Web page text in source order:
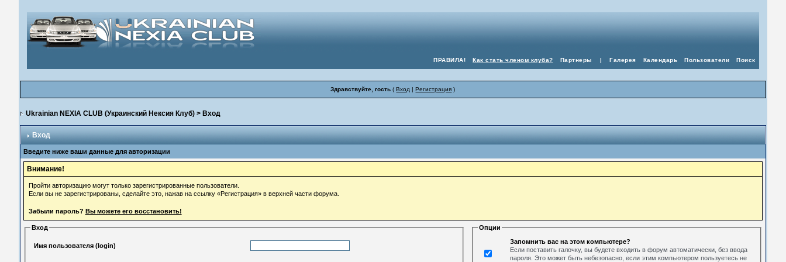
Поиск
Пользователи
Календарь
Галерея
|
Партнеры
Как стать членом клуба?
ПРАВИЛА!
Здравствуйте, гость (Вход |Регистрация )
Ukrainian NEXIA CLUB (Украинский Нексия Клуб)> Вход
Вход
Введите ниже ваши данные для авторизации
Внимание!
Пройти авторизацию могут только зарегистрированные пользователи.
Если вы не зарегистрированы, сделайте это, нажав на ссылку «Регистрация» в верхней части форума.
Забыли пароль? Вы можете его восстановить!
Вход
Имя пользователя (login)
Опции
Запомнить вас на этом компьютере?
Если поставить галочку, вы будете входить в форум автоматически, без ввода
пароля. Это может быть небезопасно, если этим компьютером пользуетесь не